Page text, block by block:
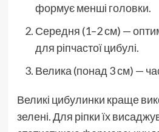
формує менші головки.
Середня (1–2 см) —
для ріпчастої цибулі.
Велика (понад 3 см) —
Великі цибулинки краще
зелені. Для ріпки їх